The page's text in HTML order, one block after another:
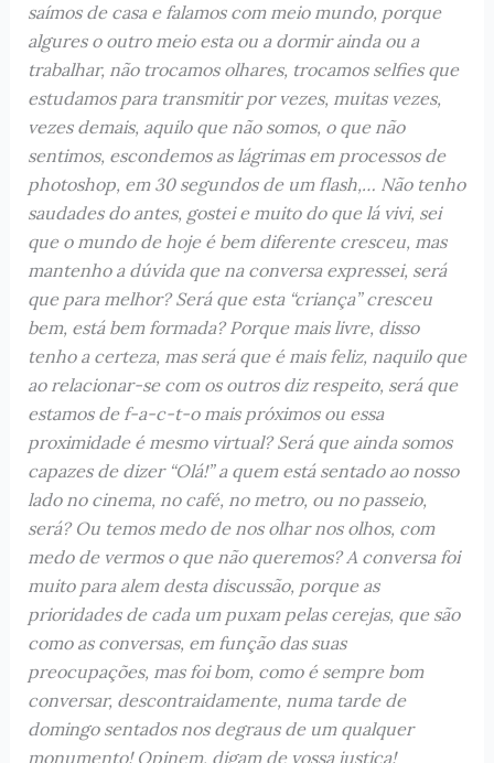
saímos de casa e falamos com meio mundo, porque
algures o outro meio esta ou a dormir ainda ou a
trabalhar, não trocamos olhares, trocamos selfies que
estudamos para transmitir por vezes, muitas vezes,
vezes demais, aquilo que não somos, o que não
sentimos, escondemos as lágrimas em processos de
photoshop, em 30 segundos de um flash,… Não tenho
saudades do antes, gostei e muito do que lá vivi, sei
que o mundo de hoje é bem diferente cresceu, mas
mantenho a dúvida que na conversa expressei, será
que para melhor? Será que esta “criança” cresceu
bem, está bem formada? Porque mais livre, disso
tenho a certeza, mas será que é mais feliz, naquilo que
ao relacionar-se com os outros diz respeito, será que
estamos de f-a-c-t-o mais próximos ou essa
proximidade é mesmo virtual? Será que ainda somos
capazes de dizer “Olá!” a quem está sentado ao nosso
lado no cinema, no café, no metro, ou no passeio,
será? Ou temos medo de nos olhar nos olhos, com
medo de vermos o que não queremos? A conversa foi
muito para alem desta discussão, porque as
prioridades de cada um puxam pelas cerejas, que são
como as conversas, em função das suas
preocupações, mas foi bom, como é sempre bom
conversar, descontraidamente, numa tarde de
domingo sentados nos degraus de um qualquer
monumento! Opinem, digam de vossa justiça!